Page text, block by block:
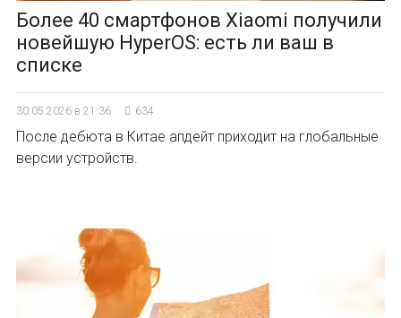
Более 40 смартфонов Xiaomi получили
новейшую HyperOS: есть ли ваш в
списке
30.05.2026 в 21:36 634
После дебюта в Китае апдейт приходит на глобальные
версии устройств.